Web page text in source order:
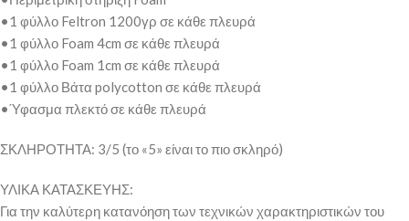
•1 φύλλο Feltron 1200γρ σε κάθε πλευρά
•1 φύλλο Foam 4cm σε κάθε πλευρά
•1 φύλλο Foam 1cm σε κάθε πλευρά
•1 φύλλο Βάτα polycotton σε κάθε πλευρά
•Ύφασμα πλεκτό σε κάθε πλευρά
ΣΚΛΗΡΟΤΗΤΑ: 3/5 (το «5» είναι το πιο σκληρό)
ΥΛΙΚΑ ΚΑΤΑΣΚΕΥΗΣ:
Για την καλύτερη κατανόηση των τεχνικών χαρακτηριστικών του